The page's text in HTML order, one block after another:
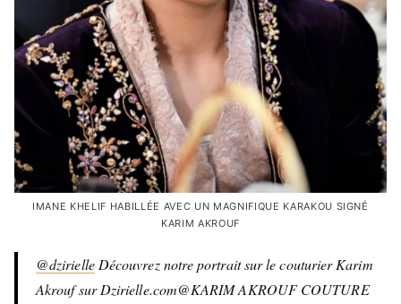
IMANE KHELIF HABILLÉE AVEC UN MAGNIFIQUE KARAKOU SIGNÉ
KARIM AKROUF
@dzirielleDécouvrez notre portrait sur le couturier Karim
Akrouf sur Dzirielle.com@KARIM AKROUF COUTURE